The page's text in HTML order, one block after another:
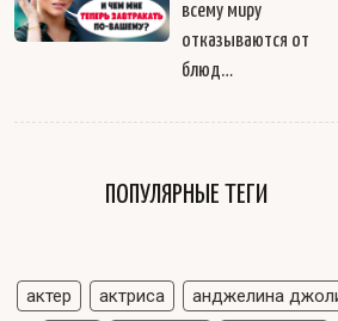
всему миру
отказываются от
блюд…
ПОПУЛЯРНЫЕ ТЕГИ
актер актриса
анджелина